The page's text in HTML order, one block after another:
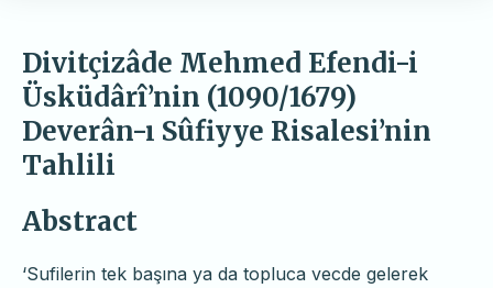
Divitçizâde Mehmed Efendi-i
Üsküdârî’nin (1090/1679)
Deverân-ı Sûfiyye Risalesi’nin
Tahlili
Abstract
‘Sufilerin tek başına ya da topluca vecde gelerek